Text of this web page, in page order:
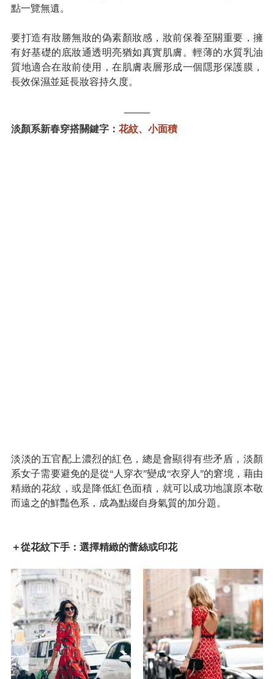
點一覽無遺。
要打造有妝勝無妝的偽素顏妝感，妝前保養至關重要，擁
有好基礎的底妝通透明亮猶如真實肌膚。輕薄的水質乳油
質地適合在妝前使用，在肌膚表層形成一個隱形保護膜，
長效保濕並延長妝容持久度。
淡顏系新春穿搭關鍵字： 花紋、小面積
淡淡的五官配上濃烈的紅色，總是會顯得有些矛盾，淡顏
系女子需要避免的是從“人穿衣”變成“衣穿人”的窘境，藉由
精緻的花紋，或是降低紅色面積，就可以成功地讓原本敬
而遠之的鮮豔色系，成為點綴自身氣質的加分題。
＋從花紋下手：選擇精緻的蕾絲或印花